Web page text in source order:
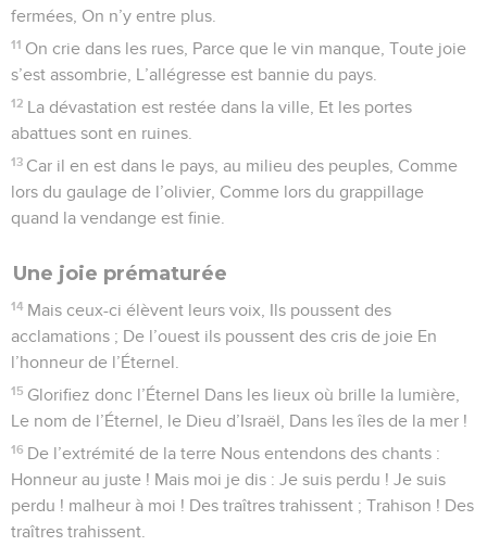
fermées, On n’y entre plus.
11 On crie dans les rues, Parce que le vin manque, Toute joie
s’est assombrie, L’allégresse est bannie du pays.
12 La dévastation est restée dans la ville, Et les portes
abattues sont en ruines.
13 Car il en est dans le pays, au milieu des peuples, Comme
lors du gaulage de l’olivier, Comme lors du grappillage
quand la vendange est finie.
Une joie prématurée
14 Mais ceux-ci élèvent leurs voix, Ils poussent des
acclamations ; De l’ouest ils poussent des cris de joie En
l’honneur de l’Éternel.
15 Glorifiez donc l’Éternel Dans les lieux où brille la lumière,
Le nom de l’Éternel, le Dieu d’Israël, Dans les îles de la mer !
16 De l’extrémité de la terre Nous entendons des chants :
Honneur au juste ! Mais moi je dis : Je suis perdu ! Je suis
perdu ! malheur à moi ! Des traîtres trahissent ; Trahison ! Des
traîtres trahissent.